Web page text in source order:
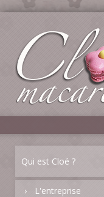
Qui est Cloé ?
L'entreprise